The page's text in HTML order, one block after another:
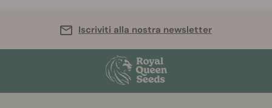
Iscriviti alla nostra newsletter